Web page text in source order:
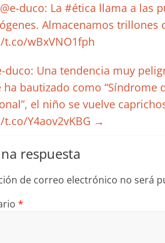
duco: La #ética llama a las
Almacenamos trillones
wBxVNO1fph
duco: Una tendencia muy
ha bautizado como “Síndrome
el niño se vuelve
Y4aov2vKBG →
respuesta
de correo electrónico no será
*